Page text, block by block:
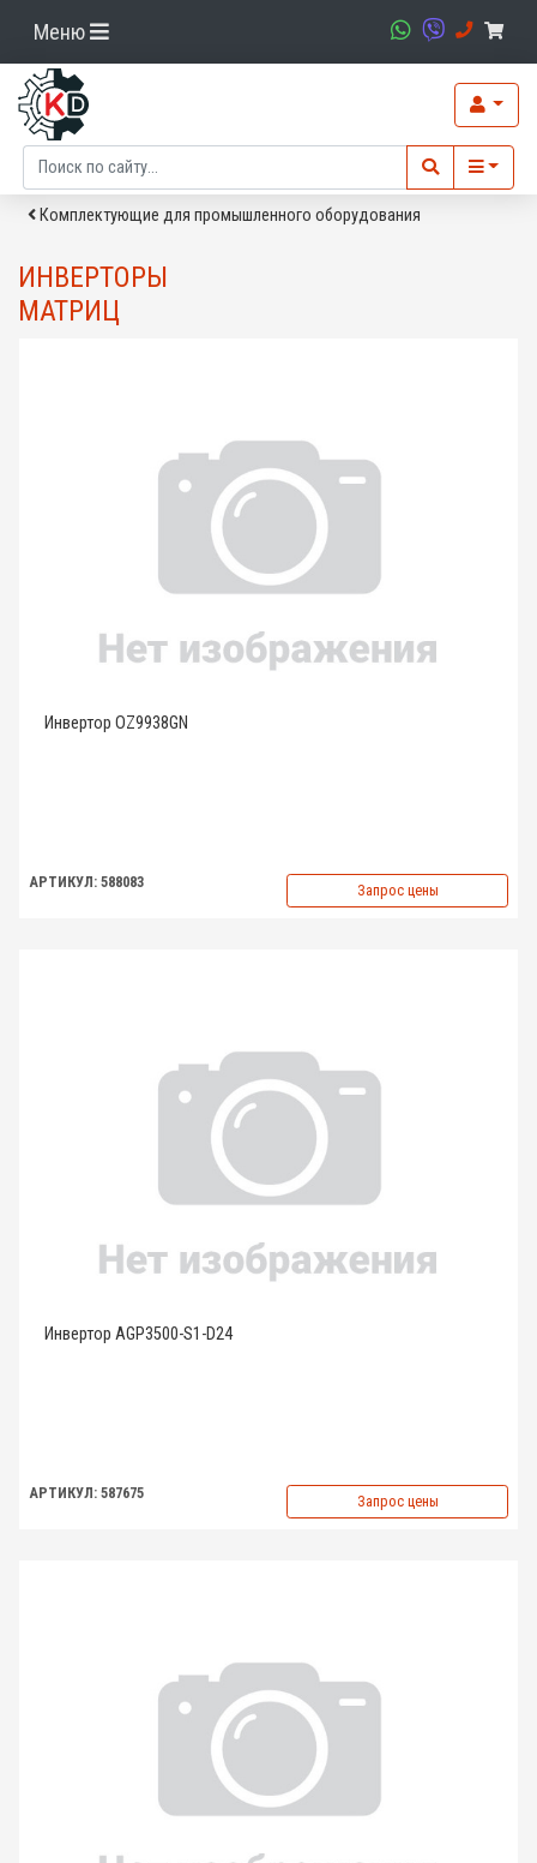
Меню
Комплектующие для промышленного оборудования
ИНВЕРТОРЫ
МАТРИЦ
Инвертор OZ9938GN
АРТИКУЛ: 588083 Запрос цены
Инвертор AGP3500-S1-D24
АРТИКУЛ: 587675 Запрос цены